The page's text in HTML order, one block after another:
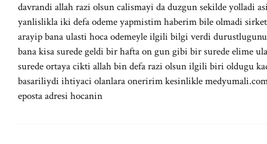
davrandi allah razi olsun calismayi da duzgun sekilde yolladi
yanlislikla iki defa odeme yapmistim haberim bile olmadi
arayip bana ulasti hoca odemeyle ilgili bilgi verdi
bana kisa surede geldi bir hafta on gun gibi bir surede elime
surede ortaya cikti allah bin defa razi olsun ilgili biri oldugu
basariliydi ihtiyaci olanlara oneririm kesinlikle
eposta adresi hocanin